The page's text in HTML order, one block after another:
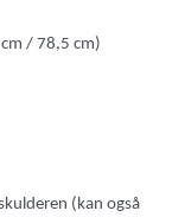
/ 78,5 cm)
(kan også